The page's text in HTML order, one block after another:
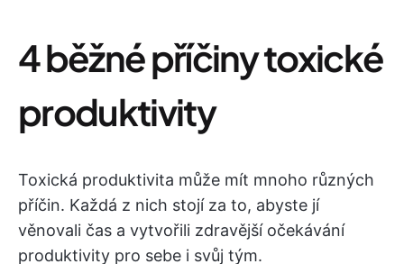
4 běžné příčiny toxické
produktivity
Toxická produktivita může mít mnoho různých
příčin. Každá z nich stojí za to, abyste jí
věnovali čas a vytvořili zdravější očekávání
produktivity pro sebe i svůj tým.